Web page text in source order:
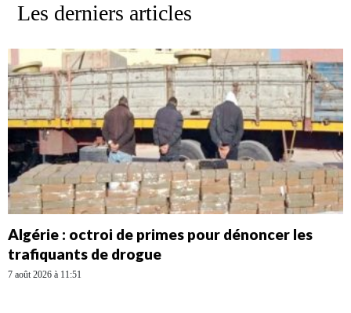
Les derniers articles
Algérie : octroi de primes pour dénoncer les
trafiquants de drogue
7 août 2026 à 11:51